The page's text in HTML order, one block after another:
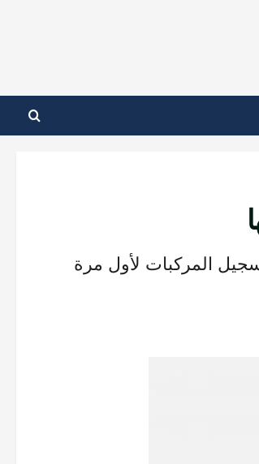
المركبات لأول مرة